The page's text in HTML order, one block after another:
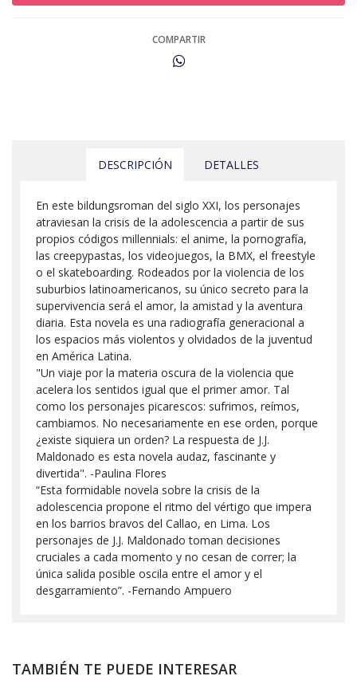
COMPARTIR
DESCRIPCIÓN DETALLES
En este bildungsroman del siglo XXI, los personajes
atraviesan la crisis de la adolescencia a partir de sus
propios códigos millennials: el anime, la pornografía,
las creepypastas, los videojuegos, la BMX, el freestyle
o el skateboarding. Rodeados por la violencia de los
suburbios latinoamericanos, su único secreto para la
supervivencia será el amor, la amistad y la aventura
diaria. Esta novela es una radiografía generacional a
los espacios más violentos y olvidados de la juventud
en América Latina.
"Un viaje por la materia oscura de la violencia que
acelera los sentidos igual que el primer amor. Tal
como los personajes picarescos: sufrimos, reímos,
cambiamos. No necesariamente en ese orden, porque
¿existe siquiera un orden? La respuesta de J.J.
Maldonado es esta novela audaz, fascinante y
divertida". -Paulina Flores
“Esta formidable novela sobre la crisis de la
adolescencia propone el ritmo del vértigo que impera
en los barrios bravos del Callao, en Lima. Los
personajes de J.J. Maldonado toman decisiones
cruciales a cada momento y no cesan de correr; la
única salida posible oscila entre el amor y el
desgarramiento”. -Fernando Ampuero
TAMBIÉN TE PUEDE INTERESAR